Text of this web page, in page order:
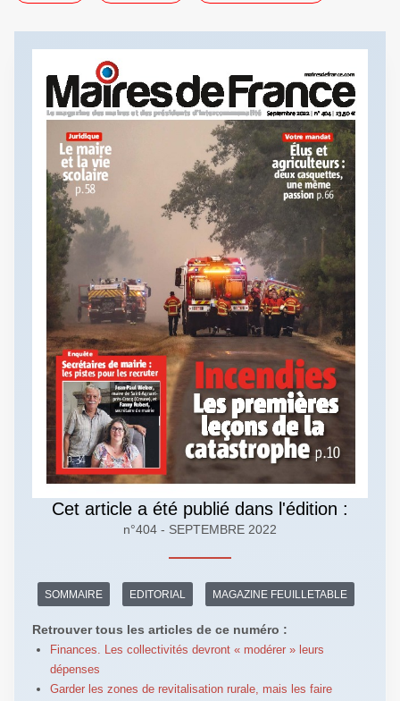
Cet article a été publié dans l'édition :
n°404 - SEPTEMBRE 2022
SOMMAIRE EDITORIAL MAGAZINE FEUILLETABLE
Retrouver tous les articles de ce numéro :
Finances. Les collectivités devront « modérer » leurs
dépenses
Garder les zones de revitalisation rurale, mais les faire